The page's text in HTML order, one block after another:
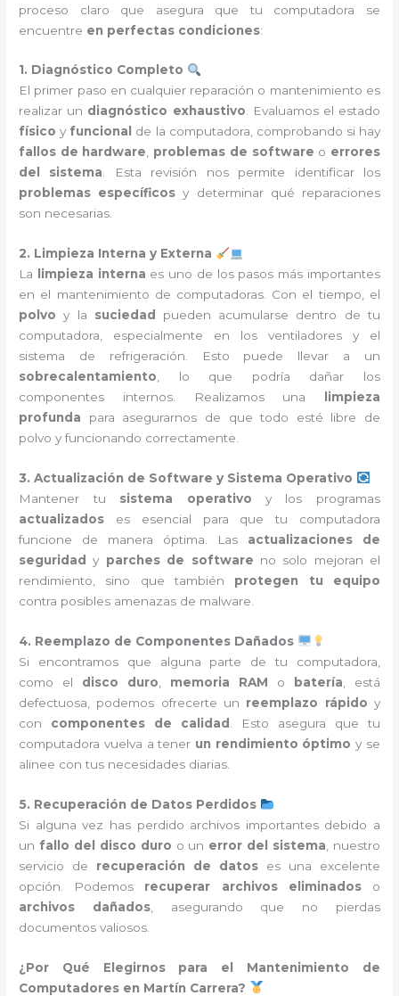
proceso claro que asegura que tu computadora se
encuentre en perfectas condiciones:
1. Diagnóstico Completo
El primer paso en cualquier reparación o mantenimiento es
realizar un diagnóstico exhaustivo. Evaluamos el estado
físico y funcional
de la computadora, comprobando si hay
fallos de hardware, problemas de software o errores
del sistema. Esta revisión nos permite identificar los
problemas específicos y determinar qué reparaciones
son necesarias.
2. Limpieza Interna y Externa
La
limpieza interna es uno de los pasos más importantes
en el mantenimiento de computadoras. Con el tiempo, el
polvo y la suciedad
pueden acumularse dentro de tu
computadora, especialmente en los ventiladores y el
sistema de refrigeración. Esto puede llevar a un
sobrecalentamiento, lo que podría dañar los
componentes internos. Realizamos una
limpieza
profunda para asegurarnos de que todo esté libre de
polvo y funcionando correctamente.
3. Actualización de Software y Sistema Operativo
Mantener tu sistema operativo y los programas
actualizados es esencial para que tu computadora
funcione de manera óptima. Las actualizaciones de
seguridad
y parches de software no solo mejoran el
rendimiento, sino que también protegen tu equipo
contra posibles amenazas de malware.
4. Reemplazo de Componentes Dañados
Si encontramos que alguna parte de tu computadora,
como el disco duro memoria RAM o batería , está
defectuosa, podemos ofrecerte un reemplazo rápido y
con componentes de calidad
. Esto asegura que tu
computadora vuelva a tener un rendimiento óptimo y se
alinee con tus necesidades diarias.
5. Recuperación de Datos Perdidos
Si alguna vez has perdido archivos importantes debido a
un fallo del disco duro o un error del sistema , nuestro
servicio de recuperación de datos es una excelente
opción. Podemos recuperar archivos eliminadoso
archivos dañados, asegurando que no pierdas
documentos valiosos.
¿Por Qué Elegirnos para el Mantenimiento de
Computadores en Martín Carrera?